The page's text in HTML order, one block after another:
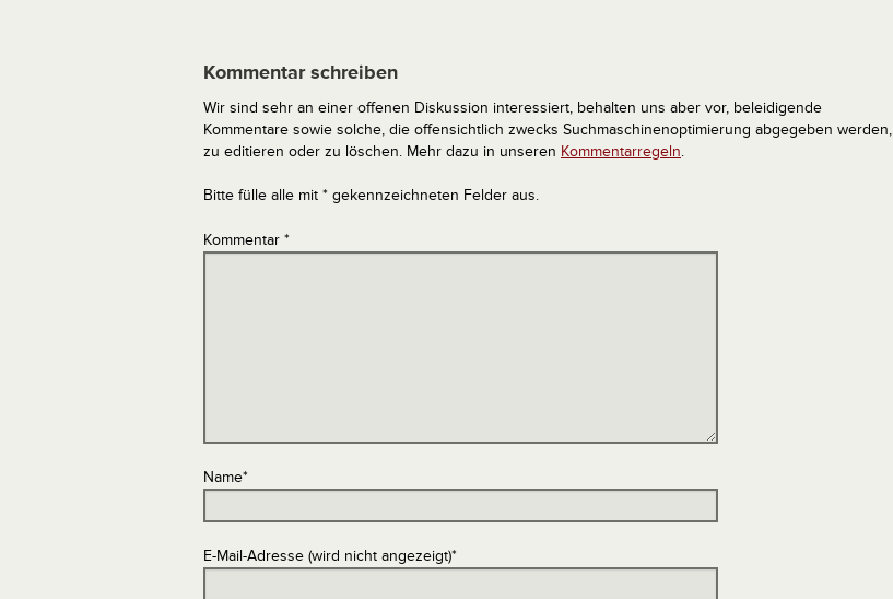
Kommentar schreiben
Wir sind sehr an einer offenen Diskussion interessiert, behalten uns aber vor, beleidigende
Kommentare sowie solche, die offensichtlich zwecks Suchmaschinenoptimierung abgegeben werden,
zu editieren oder zu löschen. Mehr dazu in unseren Kommentarregeln.
Bitte fülle alle mit * gekennzeichneten Felder aus.
Kommentar *
Name*
E-Mail-Adresse (wird nicht angezeigt)*